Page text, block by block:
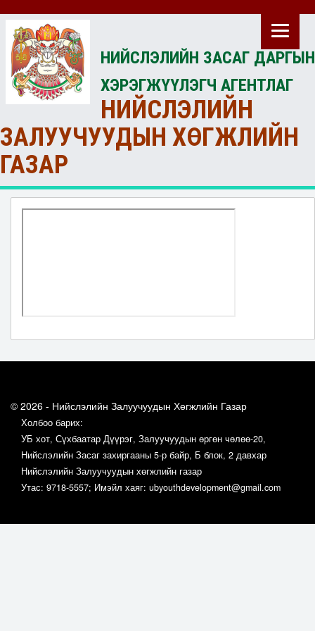
НИЙСЛЭЛИЙН ЗАСАГ ДАРГЫН
ХЭРЭГЖҮҮЛЭГЧ АГЕНТЛАГ
НИЙСЛЭЛИЙН
ЗАЛУУЧУУДЫН ХӨГЖЛИЙН
ГАЗАР
© 2026 - Нийслэлийн Залуучуудын Хөгжлийн Газар
Холбоо барих:
УБ хот, Сүхбаатар Дүүрэг, Залуучуудын өргөн чөлөө-20,
Нийслэлийн Засаг захиргааны 5-р байр, Б блок, 2 давхар
Нийслэлийн Залуучуудын хөгжлийн газар
Утас: 9718-5557; Имэйл хаяг: ubyouthdevelopment@gmail.com